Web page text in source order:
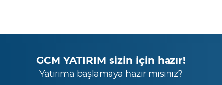
GCM YATIRIM sizin için hazır!
Yatırıma başlamaya hazır mısınız?